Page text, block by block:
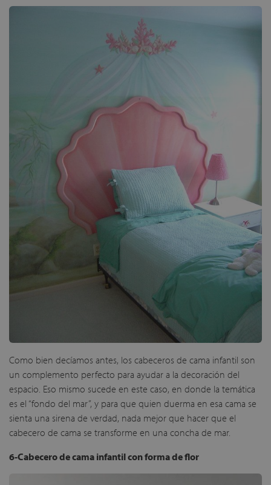
Como bien decíamos antes, los cabeceros de cama infantil son
un complemento perfecto para ayudar a la decoración del
espacio. Eso mismo sucede en este caso, en donde la temática
es el “fondo del mar”, y para que quien duerma en esa cama se
sienta una sirena de verdad, nada mejor que hacer que el
cabecero de cama se transforme en una concha de mar.
6-Cabecero de cama infantil con forma de flor